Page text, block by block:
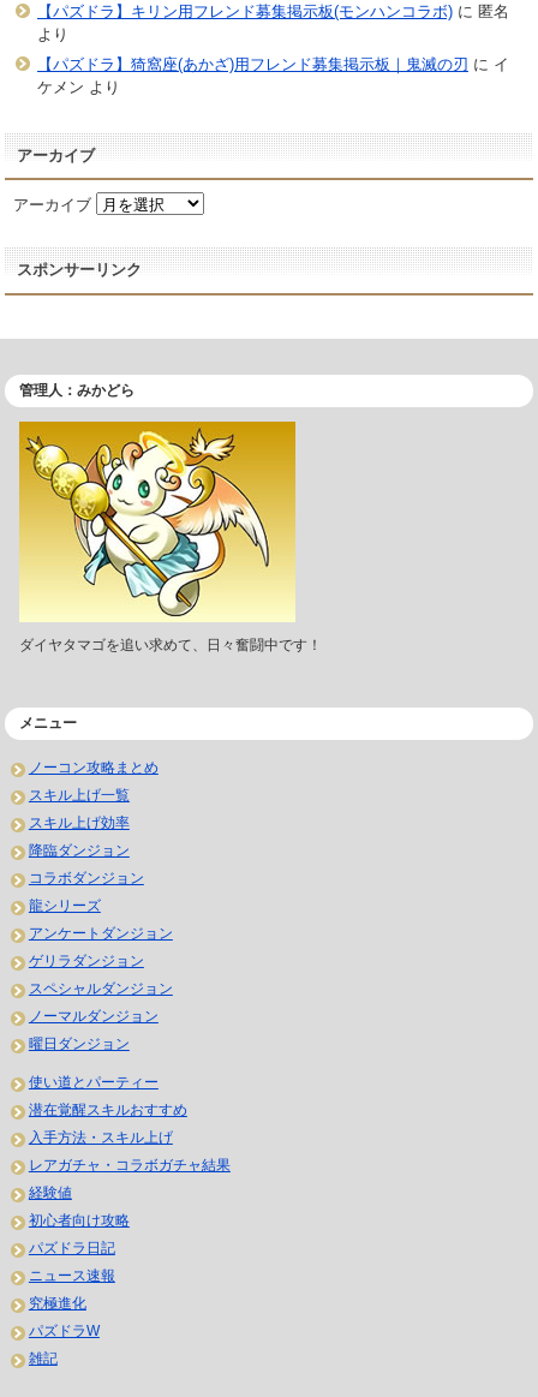
【パズドラ】キリン用フレンド募集掲示板(モンハンコラボ)に 匿名
より
【パズドラ】猗窩座(あかざ)用フレンド募集掲示板｜鬼滅の刃 に イ
ケメン より
アーカイブ
アーカイブ
スポンサーリンク
管理人：みかどら
ダイヤタマゴを追い求めて、日々奮闘中です！
メニュー
ノーコン攻略まとめ
スキル上げ一覧
スキル上げ効率
降臨ダンジョン
コラボダンジョン
龍シリーズ
アンケートダンジョン
ゲリラダンジョン
スペシャルダンジョン
ノーマルダンジョン
曜日ダンジョン
使い道とパーティー
潜在覚醒スキルおすすめ
入手方法・スキル上げ
レアガチャ・コラボガチャ結果
経験値
初心者向け攻略
パズドラ日記
ニュース速報
究極進化
パズドラW
雑記